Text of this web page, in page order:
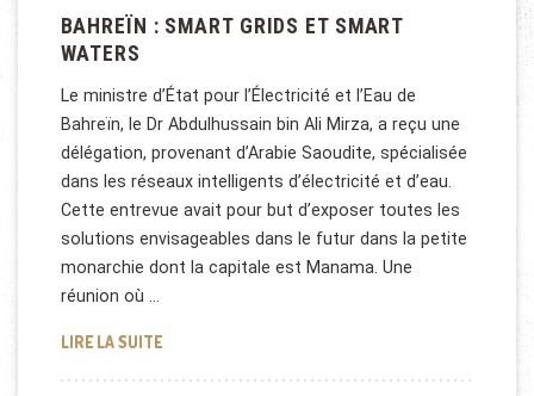
BAHREÏN : SMART GRIDS ET SMART
WATERS
Le ministre d’État pour l’Électricité et l’Eau de
Bahreïn, le Dr Abdulhussain bin Ali Mirza, a reçu une
délégation, provenant d’Arabie Saoudite, spécialisée
dans les réseaux intelligents d’électricité et d’eau.
Cette entrevue avait pour but d’exposer toutes les
solutions envisageables dans le futur dans la petite
monarchie dont la capitale est Manama. Une
réunion où …
LIRE LA SUITEBAHREÏN : SMART GRIDS ET SMART WATERS